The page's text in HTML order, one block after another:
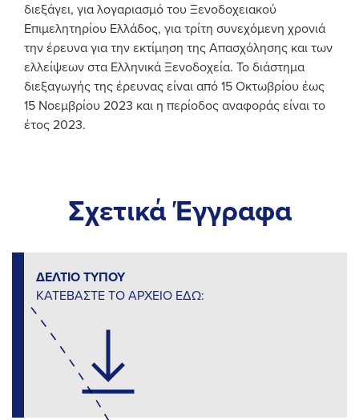
διεξάγει, για λογαριασμό του Ξενοδοχειακού
Επιμελητηρίου Ελλάδος, για τρίτη συνεχόμενη χρονιά
την έρευνα για την εκτίμηση της Απασχόλησης και των
ελλείψεων στα Ελληνικά Ξενοδοχεία. Το διάστημα
διεξαγωγής της έρευνας είναι από 15 Οκτωβρίου έως
15 Νοεμβρίου 2023 και η περίοδος αναφοράς είναι το
έτος 2023.
Σχετικά Έγγραφα
ΔΕΛΤΙΟ ΤΥΠΟΥ
ΚΑΤΕΒΑΣΤΕ ΤΟ ΑΡΧΕΙΟ ΕΔΩ: